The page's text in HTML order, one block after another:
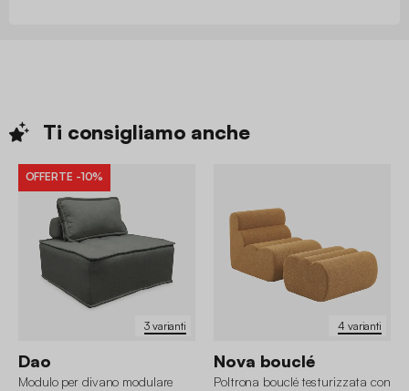
Ti consigliamo anche
3 varianti
OFFERTE -10%
Dao
Modulo per divano modulare
4 varianti
Nova bouclé
Poltrona bouclé testurizzata con